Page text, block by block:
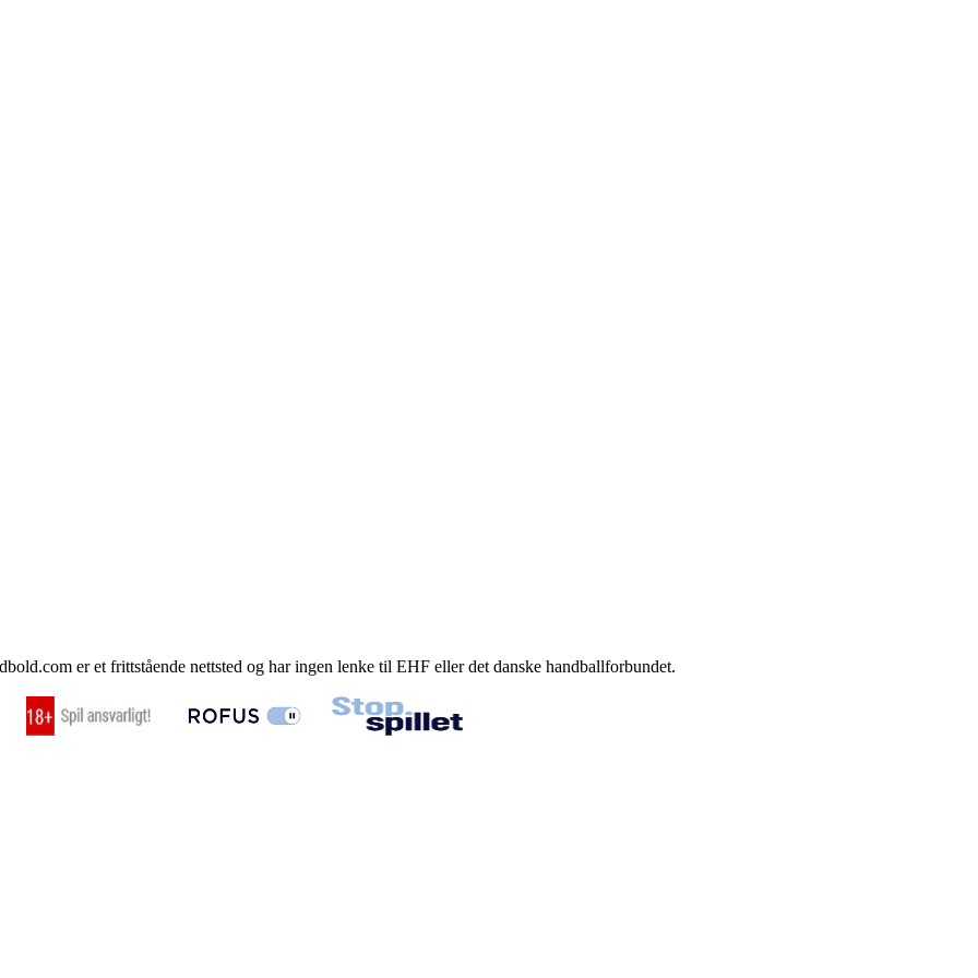
er et frittstående nettsted og har ingen lenke til EHF eller det danske handballforbundet.